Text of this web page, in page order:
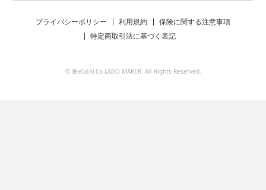
プライバシーポリシー 利用規約
保険に関する注意事項
特定商取引法に基づく表記
© 株式会社Co-LABO MAKER. All Rights Reserved.